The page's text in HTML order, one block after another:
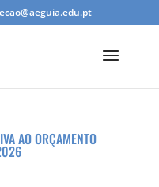
AO ORÇAMENTO